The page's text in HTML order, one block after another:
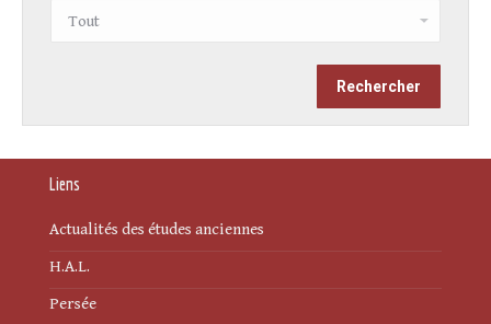
Liens
Actualités des études anciennes
H.A.L.
Persée